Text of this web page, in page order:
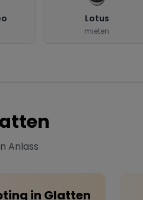
Lotus
mieten
Anlass
in Glatten